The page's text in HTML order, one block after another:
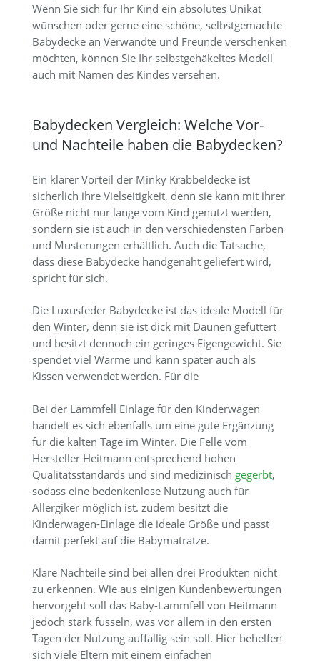
Wenn Sie sich für Ihr Kind ein absolutes Unikat
wünschen oder gerne eine schöne, selbstgemachte
Babydecke an Verwandte und Freunde verschenken
möchten, können Sie Ihr selbstgehäkeltes Modell
auch mit Namen des Kindes versehen.
Babydecken Vergleich: Welche Vor-
und Nachteile haben die Babydecken?
Ein klarer Vorteil der Minky Krabbeldecke ist
sicherlich ihre Vielseitigkeit, denn sie kann mit ihrer
Größe nicht nur lange vom Kind genutzt werden,
sondern sie ist auch in den verschiedensten Farben
und Musterungen erhältlich. Auch die Tatsache,
dass diese Babydecke handgenäht geliefert wird,
spricht für sich.
Die Luxusfeder Babydecke ist das ideale Modell für
den Winter, denn sie ist dick mit Daunen gefüttert
und besitzt dennoch ein geringes Eigengewicht. Sie
spendet viel Wärme und kann später auch als
Kissen verwendet werden. Für die
Bei der Lammfell Einlage für den Kinderwagen
handelt es sich ebenfalls um eine gute Ergänzung
für die kalten Tage im Winter. Die Felle vom
Hersteller Heitmann entsprechend hohen
Qualitätsstandards und sind medizinisch gegerbt,
sodass eine bedenkenlose Nutzung auch für
Allergiker möglich ist. zudem besitzt die
Kinderwagen-Einlage die ideale Größe und passt
damit perfekt auf die Babymatratze.
Klare Nachteile sind bei allen drei Produkten nicht
zu erkennen. Wie aus einigen Kundenbewertungen
hervorgeht soll das Baby-Lammfell von Heitmann
jedoch stark fusseln, was vor allem in den ersten
Tagen der Nutzung auffällig sein soll. Hier behelfen
sich viele Eltern mit einem einfachen